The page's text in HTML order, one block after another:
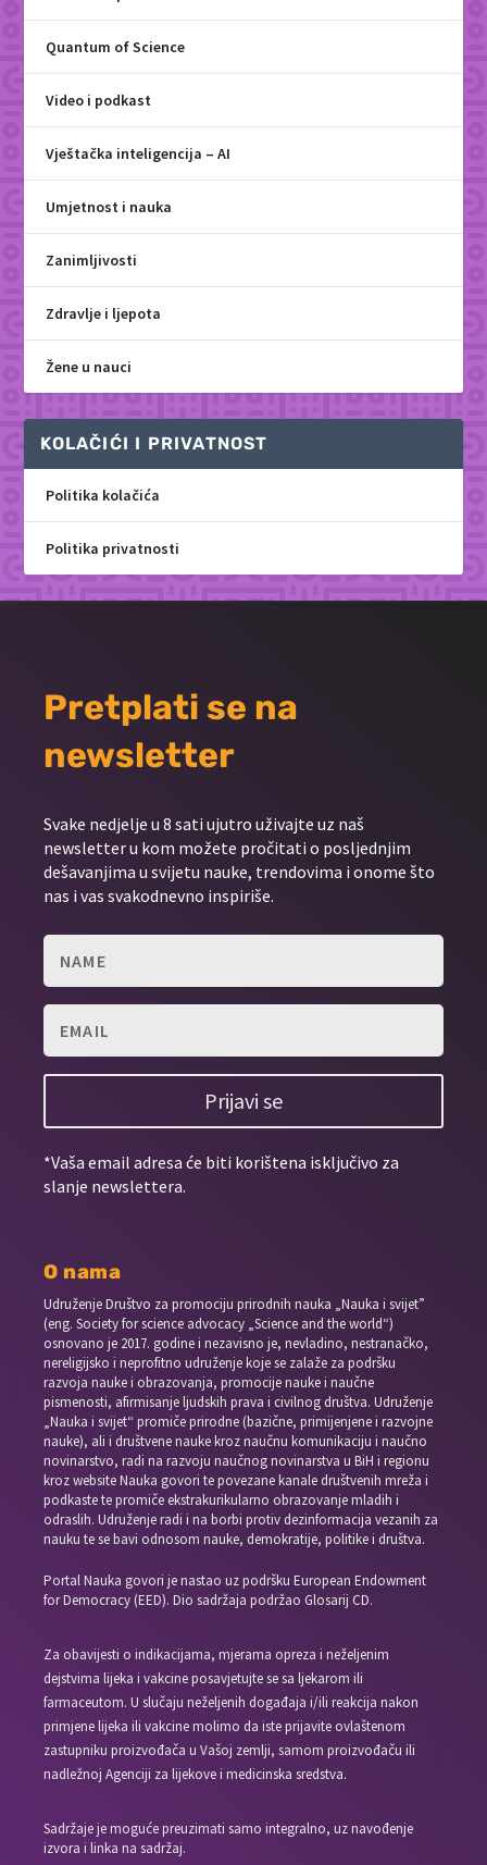
Quantum of Science
Video i podkast
Vještačka inteligencija – AI
Umjetnost i nauka
Zanimljivosti
Zdravlje i ljepota
Žene u nauci
KOLAČIĆI I PRIVATNOST
Politika kolačića
Politika privatnosti
Pretplati se na
newsletter
Svake nedjelje u 8 sati ujutro uživajte uz naš
newsletter u kom možete pročitati o posljednjim
dešavanjima u svijetu nauke, trendovima i onome što
nas i vas svakodnevno inspiriše.
Prijavi se
*Vaša email adresa će biti korištena isključivo za
slanje newslettera.
O nama
Udruženje Društvo za promociju prirodnih nauka „Nauka i svijet”
(eng. Society for science advocacy „Science and the world“)
osnovano je 2017. godine i nezavisno je, nevladino, nestranačko,
nereligijsko i neprofitno udruženje koje se zalaže za podršku
razvoja nauke i obrazovanja, promocije nauke i naučne
pismenosti, afirmisanje ljudskih prava i civilnog društva. Udruženje
„Nauka i svijet“ promiče prirodne (bazične, primijenjene i razvojne
nauke), ali i društvene nauke kroz naučnu komunikaciju i naučno
novinarstvo, radi na razvoju naučnog novinarstva u BiH i regionu
kroz website Nauka govori te povezane kanale društvenih mreža i
podkaste te promiče ekstrakurikularno obrazovanje mladih i
odraslih. Udruženje radi i na borbi protiv dezinformacija vezanih za
nauku te se bavi odnosom nauke, demokratije, politike i društva.
Portal Nauka govori je nastao uz podršku European Endowment
for Democracy (EED). Dio sadržaja podržao Glosarij CD.
Za obavijesti o indikacijama, mjerama opreza i neželjenim
dejstvima lijeka i vakcine posavjetujte se sa ljekarom ili
farmaceutom. U slučaju neželjenih događaja i/ili reakcija nakon
primjene lijeka ili vakcine molimo da iste prijavite ovlaštenom
zastupniku proizvođača u Vašoj zemlji, samom proizvođaču ili
nadležnoj Agenciji za lijekove i medicinska sredstva.
Sadržaje je moguće preuzimati samo integralno, uz navođenje
izvora i linka na sadržaj.